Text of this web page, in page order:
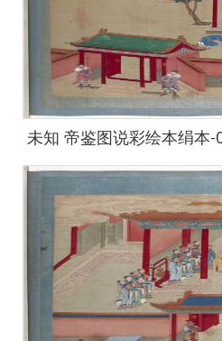
未知 帝鉴图说彩绘本绢本